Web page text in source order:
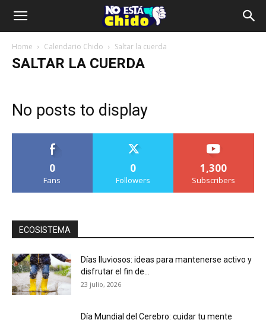
Home Calendario Chido Saltar la cuerda
SALTAR LA CUERDA
No posts to display
0
Fans
0
Followers
1,300
Subscribers
ECOSISTEMA
Días lluviosos: ideas para mantenerse activo y
disfrutar el fin de...
23 julio, 2026
Día Mundial del Cerebro: cuidar tu mente